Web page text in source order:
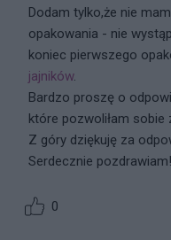
Dodam tylko,że nie
opakowania - nie
koniec pierwszego
jajników.
Bardzo proszę o
które pozwoliłam sobie
Z góry dziękuję za
Serdecznie pozdrawiam!
0